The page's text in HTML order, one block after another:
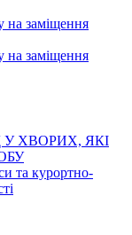
заміщення
заміщення
ХВОРИХ, ЯКІ
та курортно-